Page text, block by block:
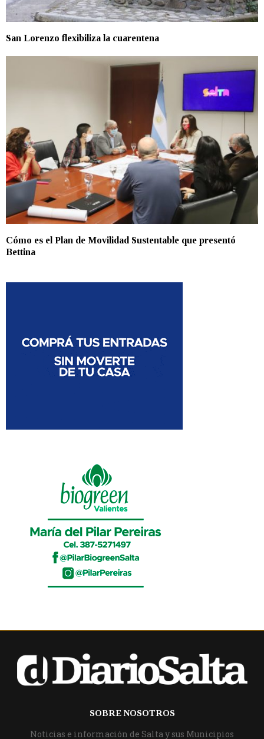
San Lorenzo flexibiliza la cuarentena
Cómo es el Plan de Movilidad Sustentable que presentó
Bettina
SOBRE NOSOTROS
Noticias e información de Salta y sus Municipios